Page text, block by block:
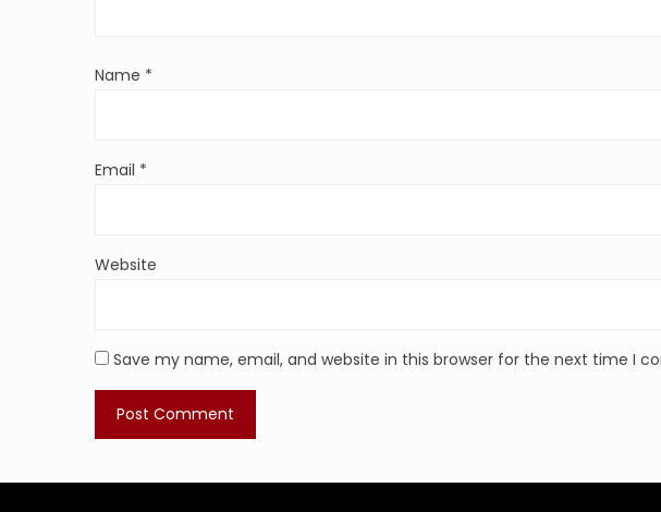
Name *
Email *
Website
Save my name, email, and website in this browser for the next time I